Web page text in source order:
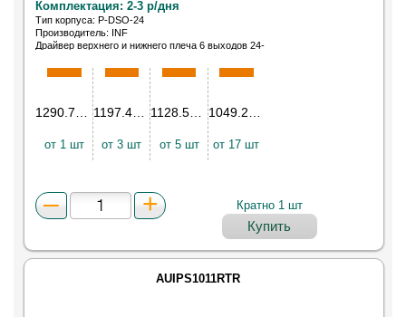
Комплектация: 2-3 р/дня
Тип корпуса: P-DSO-24
Производитель: INF
Драйвер верхнего и нижнего плеча 6 выходов 24-
₽
от 1 шт
₽
от 3 шт
₽
от 5 шт от 17 шт
Кратно 1 шт
Купить
AUIPS1011RTR